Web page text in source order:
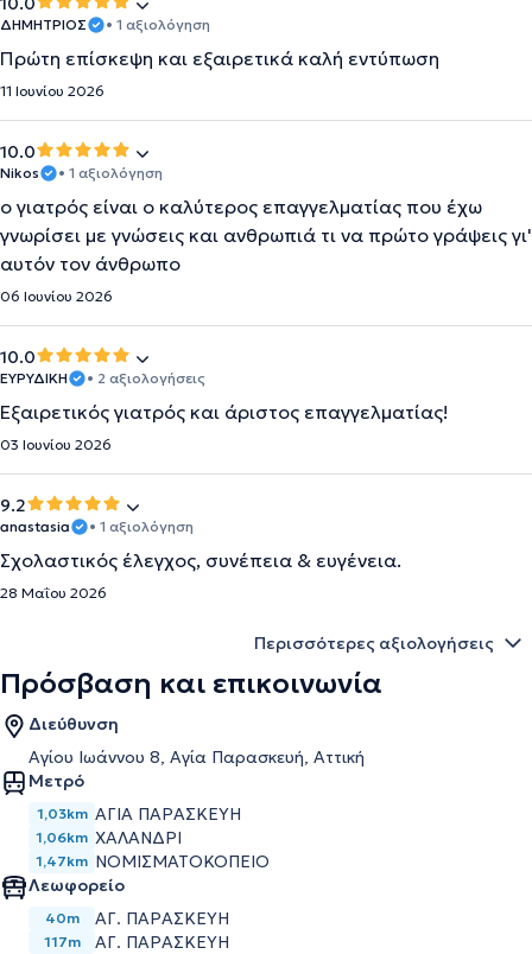
ΔΗΜΗΤΡΙΟΣ • 1 αξιολόγηση
Πρώτη επίσκεψη και εξαιρετικά καλή εντύπωση
11 Ιουνίου 2026
10.0
Nikos • 1 αξιολόγηση
ο γιατρός είναι ο καλύτερος επαγγελματίας που έχω
γνωρίσει με γνώσεις και ανθρωπιά τι να πρώτο γράψεις γι'
αυτόν τον άνθρωπο
06 Ιουνίου 2026
10.0
ΕΥΡΥΔΙΚΗ • 2 αξιολογήσεις
Εξαιρετικός γιατρός και άριστος επαγγελματίας!
03 Ιουνίου 2026
9.2
anastasia • 1 αξιολόγηση
Σχολαστικός έλεγχος, συνέπεια & ευγένεια.
28 Μαΐου 2026
Περισσότερες αξιολογήσεις
Πρόσβαση και επικοινωνία
Διεύθυνση
Αγίου Ιωάννου 8, Αγία Παρασκευή, Αττική
Μετρό
1,03km ΑΓΙΑ ΠΑΡΑΣΚΕΥΗ
1,06km ΧΑΛΑΝΔΡΙ
1,47km ΝΟΜΙΣΜΑΤΟΚΟΠΕΙΟ
Λεωφορείο
40m ΑΓ. ΠΑΡΑΣΚΕΥΗ
117m ΑΓ. ΠΑΡΑΣΚΕΥΗ